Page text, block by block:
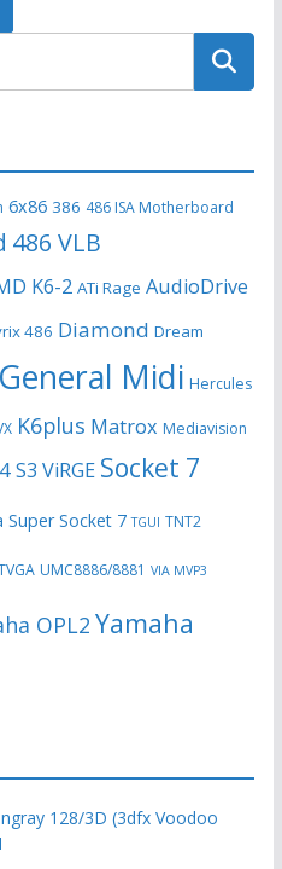
6x86 386 486 ISA Motherboard
486 VLB
K6-2 ATi Rage AudioDrive
486 Diamond Dream
General Midi Hercules
K6plus Matrox Mediavision
S3 ViRGE Socket 7
Super Socket 7 TGUI TNT2
UMC8886/8881 VIA MVP3
OPL2 Yamaha
128/3D (3dfx Voodoo